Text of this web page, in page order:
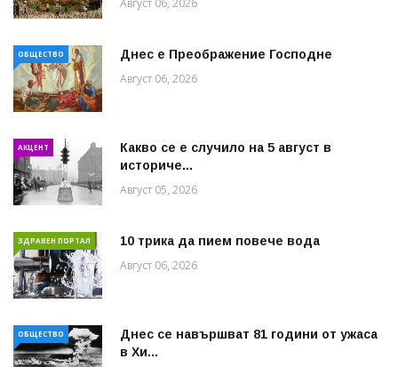
ОБЩЕСТВО Днес е Преображение Господне
Август 06, 2026
АКЦЕНТ
Какво се е случило на 5 август в
историче...
Август 05, 2026
ЗДРАВЕН ПОРТАЛ 10 трика да пием повече вода
Август 06, 2026
ОБЩЕСТВО
Днес се навършват 81 години от ужаса
в Хи...